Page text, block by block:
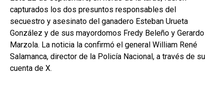
capturados los dos presuntos responsables del
secuestro y asesinato del ganadero Esteban Urueta
González y de sus mayordomos Fredy Beleño y Gerardo
Marzola. La noticia la confirmó el general William René
Salamanca, director de la Policía Nacional, a través de su
cuenta de X.